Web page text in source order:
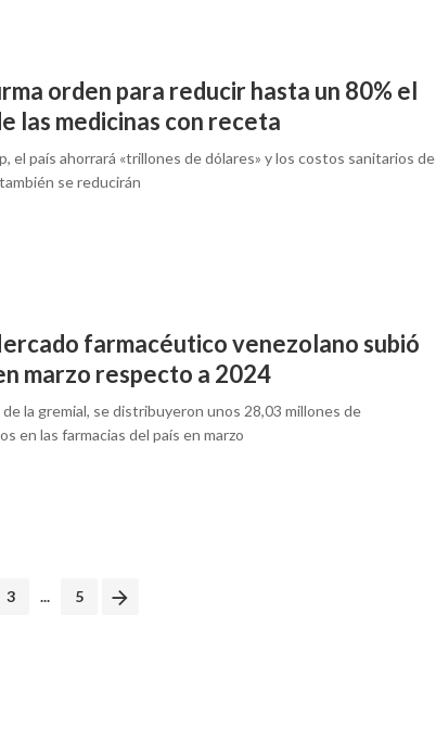
orden para reducir hasta un 80% el
las medicinas con receta
el país ahorrará «trillones de dólares» y los costos sanitarios de
se reducirán
farmacéutico venezolano subió
marzo respecto a 2024
la gremial, se distribuyeron unos 28,03 millones de
en las farmacias del país en marzo
3 ... 5